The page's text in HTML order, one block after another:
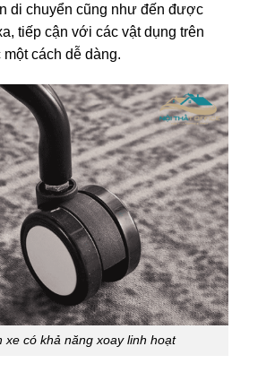
di chuyển cũng như đến được
tiếp cận với các vật dụng trên
một cách dễ dàng.
xe có khả năng xoay linh hoạt